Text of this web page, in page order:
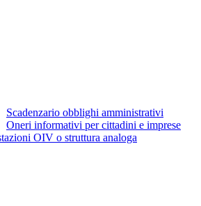
Scadenzario obblighi amministrativi
Oneri informativi per cittadini e imprese
OIV o struttura analoga